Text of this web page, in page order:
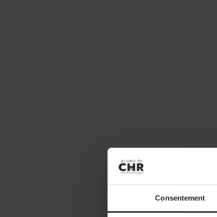
Consentement